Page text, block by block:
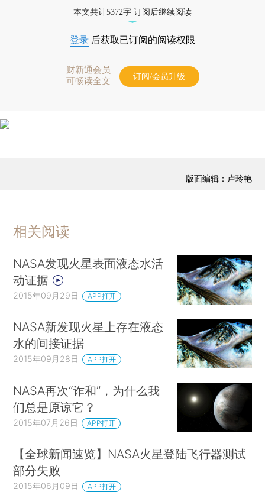
本文共计5372字 订阅后继续阅读
登录 后获取已订阅的阅读权限
财新通会员
可畅读全文
订阅/会员升级
版面编辑：卢玲艳
相关阅读
NASA发现火星表面液态水活
动证据
2015年09月29日 APP打开
NASA新发现火星上存在液态
水的间接证据
2015年09月28日 APP打开
NASA再次“诈和”，为什么我
们总是原谅它？
2015年07月26日 APP打开
【全球新闻速览】NASA火星登陆飞行器测试
部分失败
2015年06月09日 APP打开